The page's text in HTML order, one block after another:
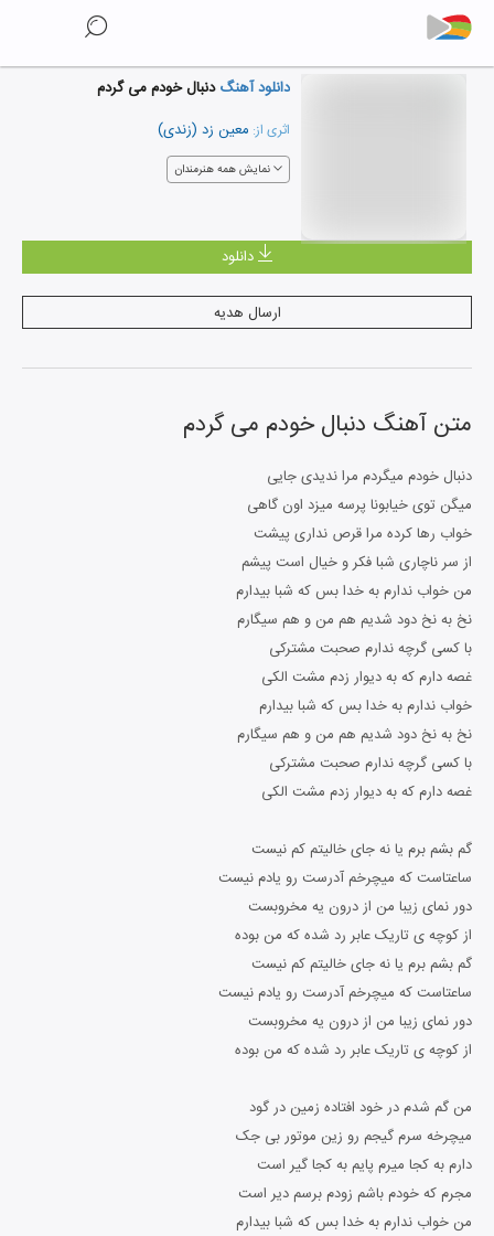
دانلود آهنگدنبال خودم می گردم
اثری از: معین زد (زندی)
نمایش همه هنرمندان
دانلود
ارسال هدیه
متن آهنگ دنبال خودم می گردم
دنبال خودم میگردم مرا ندیدی جایی
میگن توی خیابونا پرسه میزد اون گاهی
خواب رها کرده مرا قرص نداری پیشت
از سر ناچاری شبا فکر و خیال است پیشم
من خواب ندارم به خدا بس که شبا بیدارم
نخ به نخ دود شدیم هم من و هم سیگارم
با کسی گرچه ندارم صحبت مشترکی
غصه دارم که به دیوار زدم مشت الکی
خواب ندارم به خدا بس که شبا بیدارم
نخ به نخ دود شدیم هم من و هم سیگارم
با کسی گرچه ندارم صحبت مشترکی
غصه دارم که به دیوار زدم مشت الکی
گم بشم برم یا نه جای خالیتم کم نیست
ساعتاست که میچرخم آدرست رو یادم نیست
دور نمای زیبا من از درون یه مخروبست
از کوچه ی تاریک عابر رد شده که من بوده
گم بشم برم یا نه جای خالیتم کم نیست
ساعتاست که میچرخم آدرست رو یادم نیست
دور نمای زیبا من از درون یه مخروبست
از کوچه ی تاریک عابر رد شده که من بوده
من گم شدم در خود افتاده زمین در گود
میچرخه سرم گیجم رو زین موتور بی جک
دارم به کجا میرم پایم به کجا گیر است
مجرم که خودم باشم زودم برسم دیر است
من خواب ندارم به خدا بس که شبا بیدارم